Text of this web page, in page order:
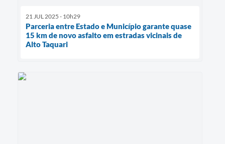
21 JUL 2025 - 10h29
Parceria entre Estado e Município garante quase
15 km de novo asfalto em estradas vicinais de
Alto Taquari